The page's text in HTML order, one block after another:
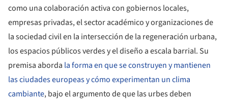
como una colaboración activa con gobiernos locales,
empresas privadas, el sector académico y organizaciones de
la sociedad civil en la intersección de la regeneración urbana,
los espacios públicos verdes y el diseño a escala barrial. Su
premisa aborda la forma en que se construyen y mantienen
las ciudades europeas y cómo experimentan un clima
cambiante, bajo el argumento de que las urbes deben